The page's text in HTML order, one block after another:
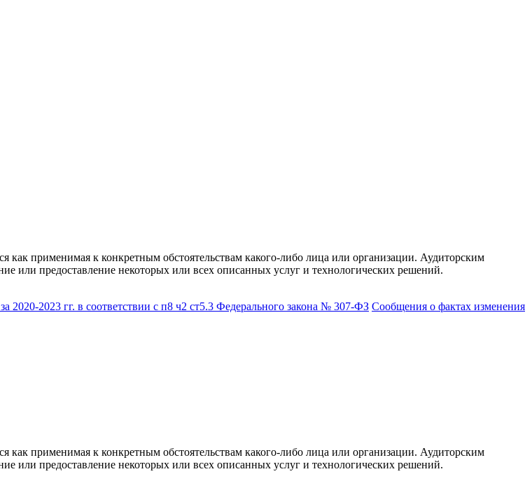
применимая к конкретным обстоятельствам какого-либо лица или организации. Аудиторским
или предоставление некоторых или всех описанных услуг и технологических решений.
2023 гг. в соответствии с п8 ч2 ст5.3 Федерального закона № 307-ФЗ Сообщения о фактах изменения
применимая к конкретным обстоятельствам какого-либо лица или организации. Аудиторским
или предоставление некоторых или всех описанных услуг и технологических решений.